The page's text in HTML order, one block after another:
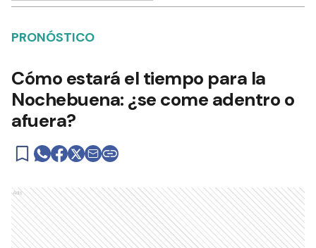
PRONÓSTICO
Cómo estará el tiempo para la
Nochebuena: ¿se come adentro o
afuera?
Ads